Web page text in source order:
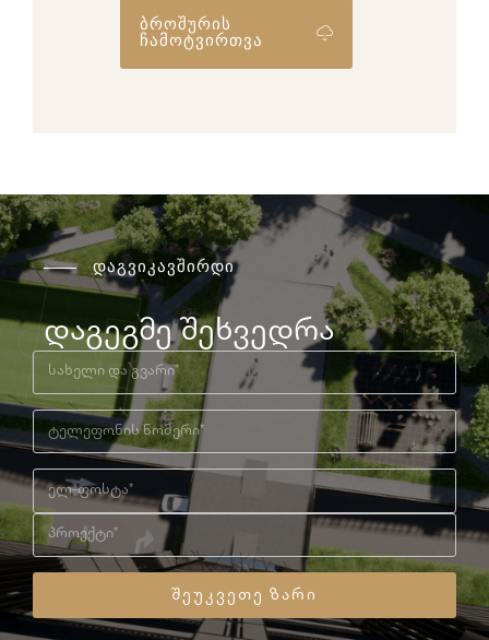
ბროშურის
ჩამოტვირთვა
დაგვიკავშირდი
დაგეგმე შეხვედრა